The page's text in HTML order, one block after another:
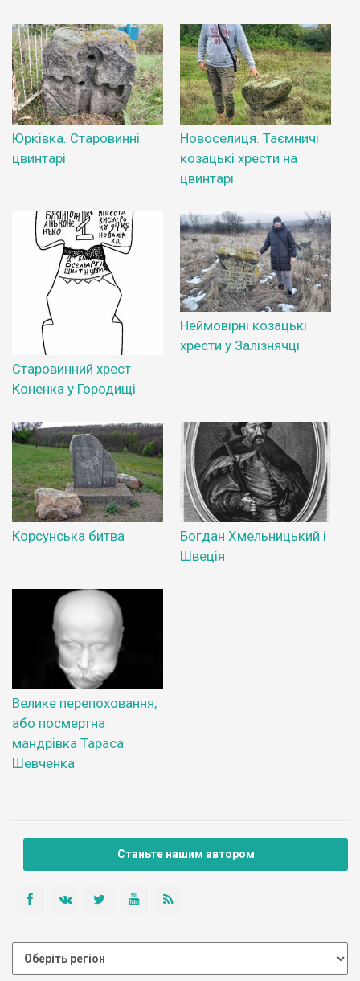
Юрківка. Старовинні
цвинтарі
Новоселиця. Таємничі
козацькі хрести на
цвинтарі
Старовинний хрест
Коненка у Городищі
Неймовірні козацькі
хрести у Залізнячці
Корсунська битва
Богдан Хмельницький і
Швеція
Велике перепоховання,
або посмертна
мандрівка Тараса
Шевченка
Станьте нашим автором